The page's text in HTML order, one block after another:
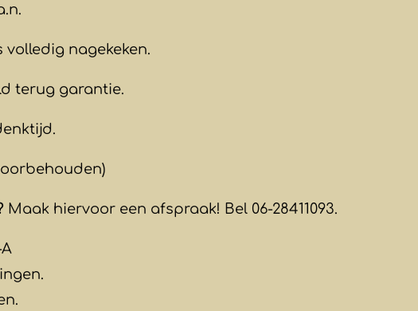
volledig nagekeken.
terug garantie.
Maak hiervoor een afspraak! Bel 06-28411093.